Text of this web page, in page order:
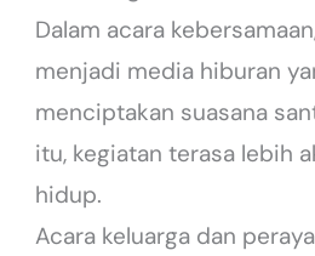
Dalam acara
menjadi media hiburan
menciptakan suasana
itu, kegiatan terasa lebih
hidup.
Acara keluarga dan